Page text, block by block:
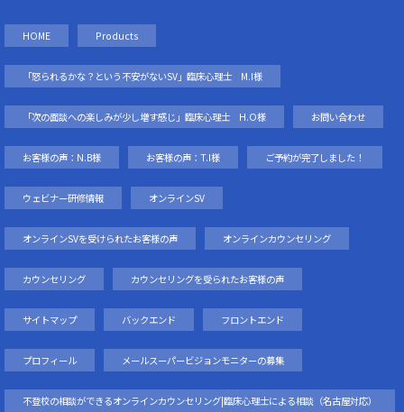
HOME Products
「怒られるかな？という不安がないSV」臨床心理士 M.I様
「次の面談への楽しみが少し増す感じ」臨床心理士 H.O様 お問い合わせ
お客様の声：N.B様 お客様の声：T.I様 ご予約が完了しました！
ウェビナー研修情報 オンラインSV
オンラインSVを受けられたお客様の声 オンラインカウンセリング
カウンセリング カウンセリングを受られたお客様の声
サイトマップ バックエンド フロントエンド
プロフィール メールスーパービジョンモニターの募集
不登校の相談ができるオンラインカウンセリング|臨床心理士による相談（名古屋対応）